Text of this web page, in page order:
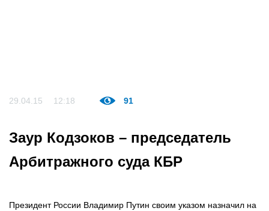
29.04.15 12:18 91
Заур Кодзоков – председатель
Арбитражного суда КБР
Президент России Владимир Путин своим указом назначил на